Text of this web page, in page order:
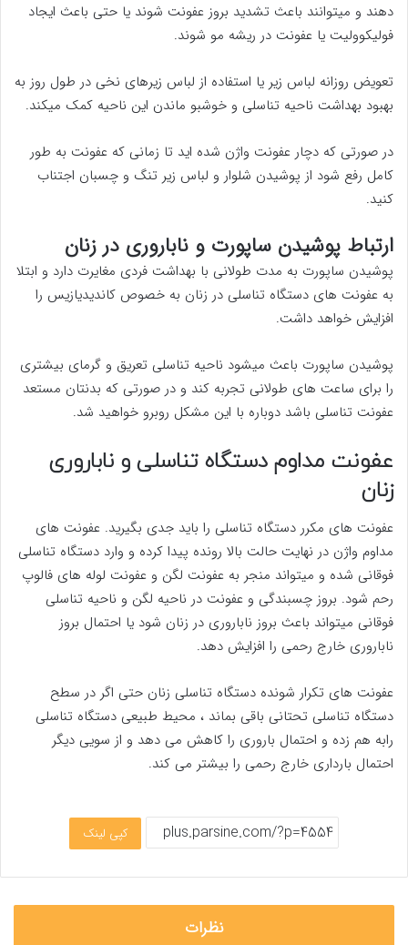
دهند و میتوانند باعث تشدید بروز عفونت شوند یا حتی باعث ایجاد
فولیکوولیت یا عفونت در ریشه مو شوند.
تعویض روزانه لباس زیر یا استفاده از لباس زیرهای نخی در طول روز به
بهبود بهداشت ناحیه تناسلی و خوشبو ماندن این ناحیه کمک میکند.
در صورتی که دچار عفونت واژن شده اید تا زمانی که عفونت به طور
کامل رفع شود از پوشیدن شلوار و لباس زیر تنگ و چسبان اجتناب
کنید.
ارتباط پوشیدن ساپورت و ناباروری در زنان
پوشیدن ساپورت به مدت طولانی با بهداشت فردی مغایرت دارد و ابتلا
به عفونت های دستگاه تناسلی در زنان به خصوص کاندیدیازیس را
افزایش خواهد داشت.
پوشیدن ساپورت باعث میشود ناحیه تناسلی تعریق و گرمای بیشتری
را برای ساعت های طولانی تجربه کند و در صورتی که بدنتان مستعد
عفونت تناسلی باشد دوباره با این مشکل روبرو خواهید شد.
عفونت مداوم دستگاه تناسلی و ناباروری
زنان
عفونت های مکرر دستگاه تناسلی را باید جدی بگیرید. عفونت های
مداوم واژن در نهایت حالت بالا رونده پیدا کرده و وارد دستگاه تناسلی
فوقانی شده و میتواند منجر به عفونت لگن و عفونت لوله های فالوپ
رحم شود. بروز چسبندگی و عفونت در ناحیه لگن و ناحیه تناسلی
فوقانی میتواند باعث بروز ناباروری در زنان شود یا احتمال بروز
ناباروری خارج رحمی را افزایش دهد.
عفونت های تکرار شونده دستگاه تناسلی زنان حتی اگر در سطح
دستگاه تناسلی تحتانی باقی بماند ، محیط طبیعی دستگاه تناسلی
رابه هم زده و احتمال باروری را کاهش می دهد و از سویی دیگر
احتمال بارداری خارج رحمی را بیشتر می کند.
کپی لینک
نظرات